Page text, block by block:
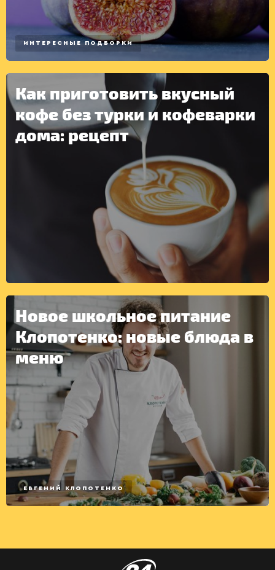
ИНТЕРЕСНЫЕ ПОДБОРКИ
Как приготовить вкусный
кофе без турки и кофеварки
дома: рецепт
Новое школьное питание
Клопотенко: новые блюда в
меню
ЕВГЕНИЙ КЛОПОТЕНКО